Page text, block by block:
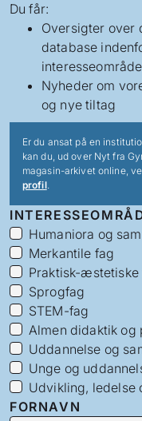
Du får:
Oversigter over
database
Nyheder om
og nye tiltag
Er du ansat på en
kan du, ud over Nyt fra
magasin-arkivet online,
profil.
Humaniora og
Merkantile fag
Praktisk-æstetiske
Sprogfag
STEM-fag
Almen didaktik
Uddannelse og
Unge og
Udvikling, ledelse
FORNAVN